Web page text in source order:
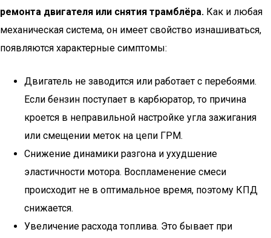
ремонта двигателя или снятия трамблёра. Как и любая
механическая система, он имеет свойство изнашиваться,
появляются характерные симптомы:
Двигатель не заводится или работает с перебоями.
Если бензин поступает в карбюратор, то причина
кроется в неправильной настройке угла зажигания
или смещении меток на цепи ГРМ.
Снижение динамики разгона и ухудшение
эластичности мотора. Воспламенение смеси
происходит не в оптимальное время, поэтому КПД
снижается.
Увеличение расхода топлива. Это бывает при